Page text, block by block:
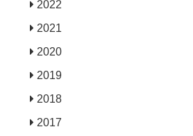
2022
2021
2020
2019
2018
2017